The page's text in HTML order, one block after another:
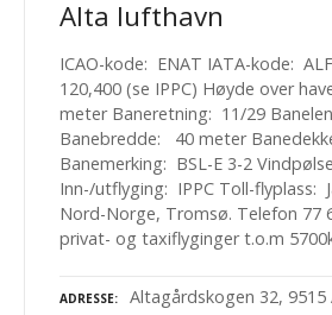
Alta lufthavn
ICAO-kode: ENAT IATA-kode:
120,400 (se IPPC) Høyde over
meter Baneretning: 11/29
Banebredde: 40 meter
Banemerking: BSL-E 3-2
Inn-/utflyging: IPPC Toll-flyplass:
Nord-Norge, Tromsø. Telefon 77
privat- og taxiflyginger t.o.m
ADRESSE Altagårdskogen 32, 9515